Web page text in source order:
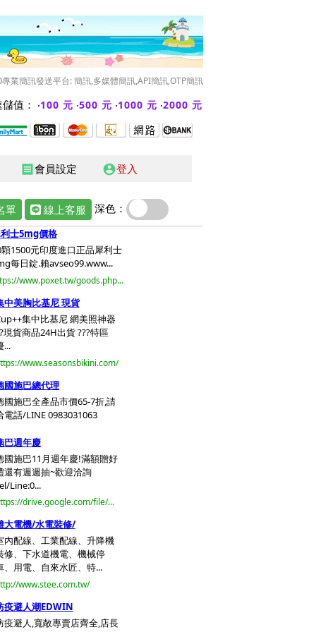
業簡訊發送平台: 簡訊,多媒體簡訊,API簡訊,OTP簡訊
值： ‧100 元 ‧500 元 ‧1000 元 ‧2000 元
receipt 會員設定 account_circle登入
單 線上客服 深色：
士5mg價格
1500元印度進口正品犀利士
每日錠.賴avseo99.www...
www.poxet.tw/goods.php...
中美胸比基尼 現貨
集中比基尼 網美照神器
現貨商品24H出貨 ???特區
...
www.seasonsbikini.com/
國施巴總代理
國施巴全產品市價65-7折,請
電話/LINE 0983031063
巴週年慶
國施巴11月週年慶!滿額贈好
還有週週抽~歡迎洽詢
Line:0...
drive.google.com/file/...
大電機/水電裝修/
內配線、工業配線、升降機
修、下水道機電、機械停
、用電、自來水匠、特...
www.stee.com.tw/
疫避人潮EDWIN
疫避人,寬敞專賣店齊全,店長